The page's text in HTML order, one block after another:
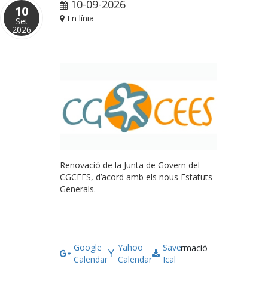
10
Set
2026
10-09-2026
En línia
Renovació de la Junta de Govern del
CGCEES, d’acord amb els nous Estatuts
Generals.
Google
Calendar
Yahoo
Calendar
Save
Ical
Més informació